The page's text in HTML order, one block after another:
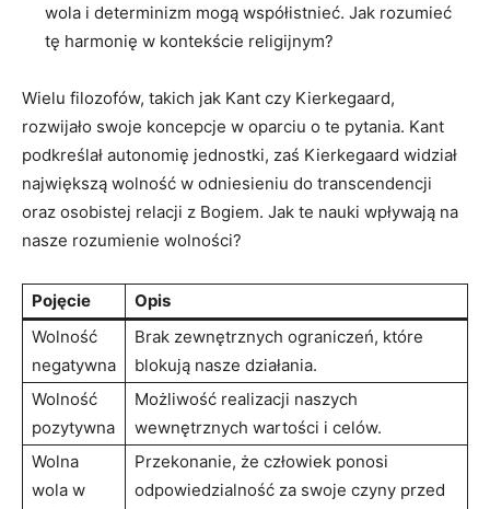
wola i determinizm mogą współistnieć. ‌Jak‌ rozumieć⁢
tę ⁢harmonię w kontekście‍ religijnym?
Wielu filozofów, takich jak Kant czy Kierkegaard,
rozwijało ⁣swoje ​koncepcje w oparciu ⁢o te pytania. Kant
podkreślał autonomię ⁢jednostki, ⁤zaś Kierkegaard ‌widział
największą wolność w odniesieniu⁢ do transcendencji
oraz osobistej relacji z Bogiem. Jak⁤ te nauki wpływają na ​
nasze rozumienie wolności?
Pojęcie
Opis
Wolność
negatywna
Brak zewnętrznych ograniczeń, które
blokują nasze ​działania.
Wolność
pozytywna
Możliwość realizacji naszych
wewnętrznych wartości i celów.
Wolna
wola w
Przekonanie, że człowiek ponosi
odpowiedzialność ⁣za ​swoje czyny przed